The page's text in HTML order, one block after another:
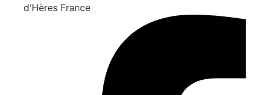
d'Hères France